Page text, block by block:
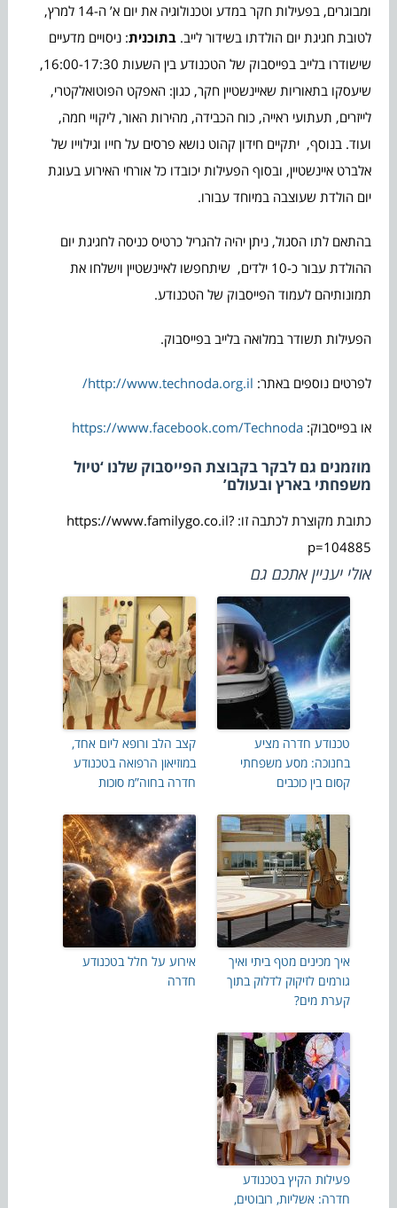
ומבוגרים, בפעילות חקר במדע וטכנולוגיה את יום א’ ה-14 למרץ,
לטובת חגיגת יום הולדתו בשידור לייב.בתוכנית: ניסויים מדעיים
שישודרו בלייב בפייסבוק של הטכנודע בין השעות 16:00-17:30,
שיעסקו בתאוריות שאיינשטיין חקר, כגון: האפקט הפוטואלקטרי,
לייזרים, תעתועי ראייה, כוח הכבידה, מהירות האור, ליקויי חמה,
ועוד. בנוסף, יתקיים חידון קהוט נושא פרסים על חייו וגילוייו של
אלברט איינשטיין, ובסוף הפעילות יכובדו כל אורחי האירוע בעוגת
יום הולדת שעוצבה במיוחד עבורו.
בהתאם לתו הסגול, ניתן יהיה להגריל כרטיס כניסה לחגיגת יום
ההולדת עבור כ-10 ילדים, שיתחפשו לאיינשטיין וישלחו את
תמונותיהם לעמוד הפייסבוק של הטכנודע.
הפעילות תשודר במלואה בלייב בפייסבוק.
לפרטים נוספים באתר: http://www.technoda.org.il/
או בפייסבוק:https://www.facebook.com/Technoda
מוזמנים גם לבקר בקבוצת הפייסבוק שלנו ‘טיול
משפחתי בארץ ובעולם’
כתובת מקוצרת לכתבה זו: https://www.familygo.co.il?
p=104885
אולי יעניין אתכם גם
טכנודע חדרה מציע
בחנוכה: מסע משפחתי
קסום בין כוכבים
קצב הלב ורופא ליום אחד,
במוזיאון הרפואה בטכנודע
חדרה בחוה”מ סוכות
איך מכינים מטף ביתי ואיך
גורמים לזיקוק לדלוק בתוך
קערת מים?
אירוע על חלל בטכנודע
חדרה
פעילות הקיץ בטכנודע
חדרה: אשליות, רובוטים,